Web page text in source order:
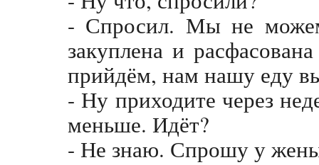
- Спросил. Мы не
закуплена и
прийдём, нам нашу еду
- Ну приходите через
меньше. Идёт?
- Не знаю. Спрошу у